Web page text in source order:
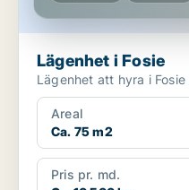
Lägenhet i Fosie
Areal
Ca. 75 m2
Pris pr. md.